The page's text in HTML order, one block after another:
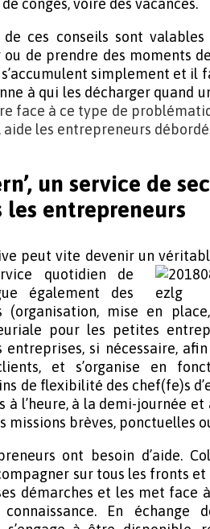
congés, voire des vacances.
ces conseils sont
de prendre des moments
simplement et il
à qui les décharger quand
face à ce type de
aide les entrepreneurs
un service de
les entrepreneurs
peut vite devenir un
quotidien de
également des
(organisation, mise en
pour les petites
entreprises, si nécessaire,
et s’organise en
de flexibilité des chef(fe)s
l’heure, à la demi-journée et
missions brèves, ponctuelles
ont besoin d’aide.
sur tous les fronts
démarches et les met face
En